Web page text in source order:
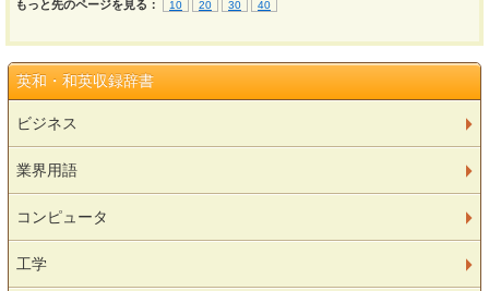
もっと先のページを見る： 10 20 30 40
英和・和英収録辞書
ビジネス
業界用語
コンピュータ
工学